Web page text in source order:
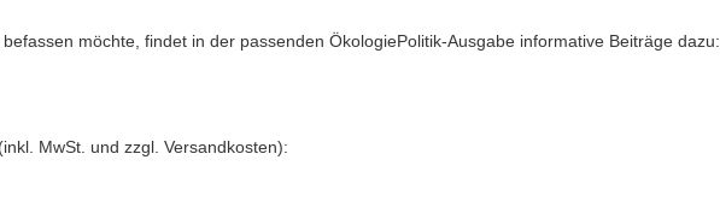
möchte, findet in der passenden ÖkologiePolitik-Ausgabe informative Beiträge dazu:
(inkl. MwSt. und zzgl. Versandkosten):